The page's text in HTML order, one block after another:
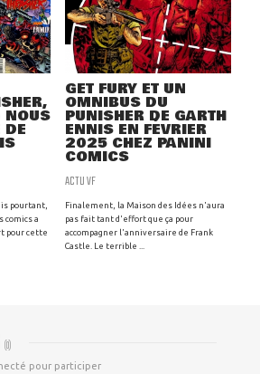
NOUS
DE
pourtant,
comics a
pour cette
GET FURY ET UN
OMNIBUS DU
PUNISHER DE GARTH
ENNIS EN FÉVRIER
2025 CHEZ PANINI
COMICS
ACTU VF
Finalement, la Maison des Idées n'aura
pas fait tant d'effort que ça pour
accompagner l'anniversaire de Frank
Castle. Le terrible ...
(0)
pour participer